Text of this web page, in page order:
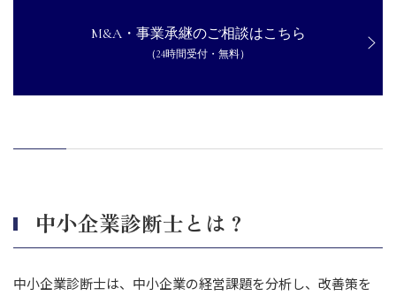
M&A・事業承継のご相談はこちら
（24時間受付・無料）
中小企業診断士とは？
中小企業診断士は、中小企業の経営課題を分析し、改善策を